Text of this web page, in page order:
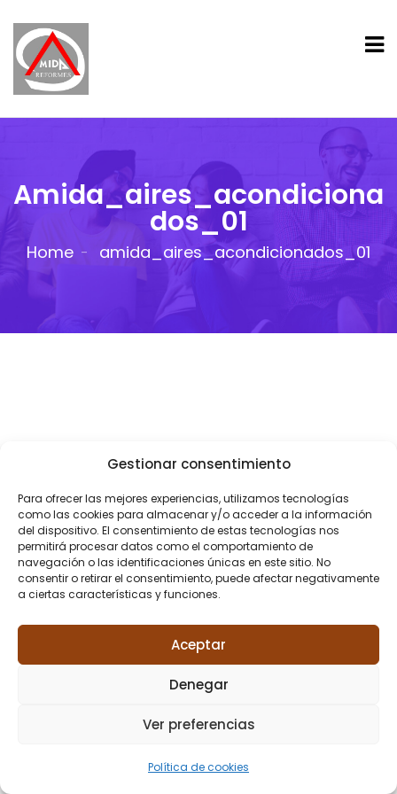
Gestionar consentimiento
Para ofrecer las mejores experiencias, utilizamos tecnologías
como las cookies para almacenar y/o acceder a la información
del dispositivo. El consentimiento de estas tecnologías nos
permitirá procesar datos como el comportamiento de
navegación o las identificaciones únicas en este sitio. No
consentir o retirar el consentimiento, puede afectar negativamente
a ciertas características y funciones.
Aceptar
Denegar
Ver preferencias
Política de cookies
Amida_aires_acondiciona
Dos_01
Home amida_aires_acondicionados_01